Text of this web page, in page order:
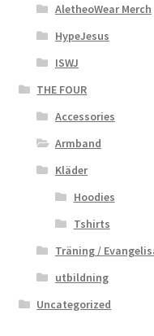
AletheoWear Merch
HypeJesus
ISWJ
THE FOUR
Accessories
Armband
Kläder
Hoodies
Tshirts
Träning /
utbildning
Uncategorized